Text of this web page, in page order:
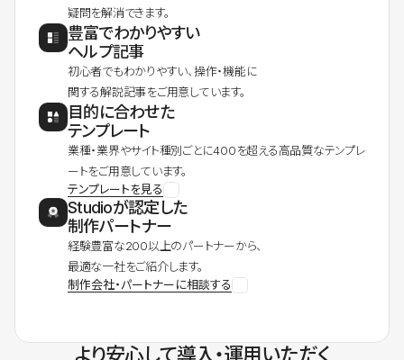
疑問を解消できます。
豊富でわかりやすい
ヘルプ記事
初心者でもわかりやすい、操作・機能に
関する解説記事をご用意しています。
目的に合わせた
テンプレート
業種・業界やサイト種別ごとに400を超える高品質なテンプレ
ートをご用意しています。
テンプレートを見る
Studioが認定した
制作パートナー
経験豊富な200以上のパートナーから、
最適な一社をご紹介します。
制作会社・パートナーに相談する
より安心して導入・運用いただく